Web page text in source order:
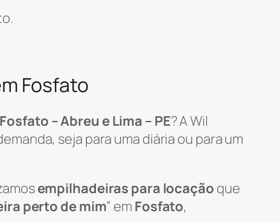
Fosfato
Fosfato – Abreu e Lima – PE? A Wil
seja para uma diária ou para um
empilhadeiras para locação que
perto de mim” em Fosfato,